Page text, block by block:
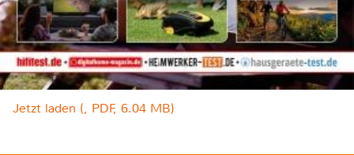
Jetzt laden (, PDF, 6.04 MB)